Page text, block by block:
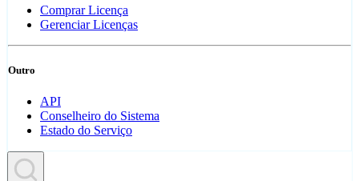
Comprar Licença
Gerenciar Licenças
Outro
API
Conselheiro do Sistema
Estado do Serviço